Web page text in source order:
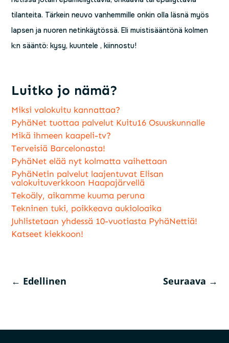
tilanteita. Tärkein neuvo vanhemmille onkin olla läsnä myös
lapsen ja nuoren netinkäytössä. Eli muistisääntönä kolmen
k:n sääntö: kysy, kuuntele , kiinnostu!
Luitko jo nämä?
Miksi valokuitu kannattaa?
PyhäNet tuottaa palvelut Kuitu16 Osuuskunnalle
Mikä ihmeen kaapeli-tv?
Terveisiä Barcelonasta!
PyhäNet elää nyt kolmatta vaihettaan
PyhäNetin palvelut laajentuvat Elisan
valokuituverkkoon Haapajärvellä
Tekoäly, aikamme kuuma peruna
Tekninen tuki, poikkeava aukioloaika
Juhlistetaan yhdessä 10-vuotiasta PyhäNettiä!
Katseet kiekkoon!
← Edellinen Seuraava →